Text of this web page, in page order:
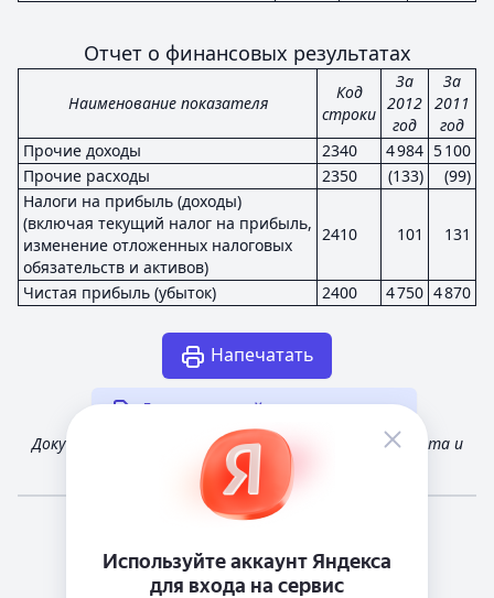
Отчет о финансовых результатах
Наименование показателя
Код
строки
За
2012
год
За
2011
год
Прочие доходы
2340 4 984 5 100
Прочие расходы
2350 (133)
(99)
Налоги на прибыль (доходы)
(включая текущий налог на прибыль,
изменение отложенных налоговых
обязательств и активов)
2410 101 131
Чистая прибыль (убыток) 2400 4 750 4 870
Напечатать
Другая случайная отчетность
Документ получен из открытых источников Росстата и
Федеральной налоговой службы России
Телеграм канал о сервисе